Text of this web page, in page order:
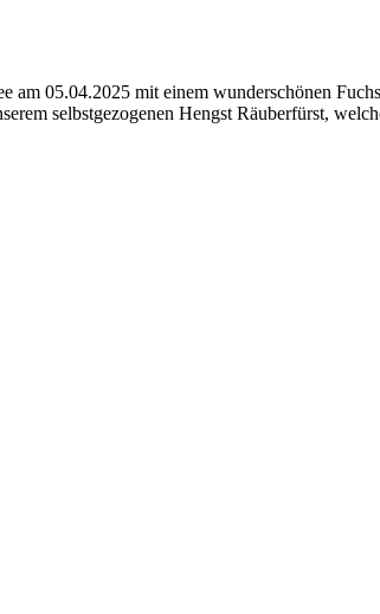
05.04.2025 mit einem wunderschönen
selbstgezogenen Hengst Räuberfürst,